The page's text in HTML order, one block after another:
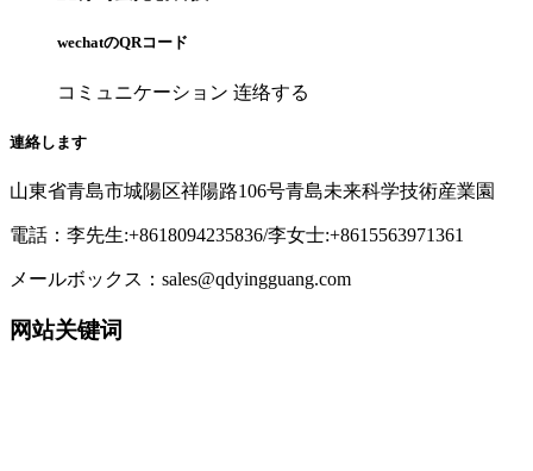
wechatのQRコード
コミュニケーション 连络する
連絡します
山東省青島市城陽区祥陽路106号青島未来科学技術産業園
電話：李先生:+8618094235836/李女士:+8615563971361
メールボックス：sales@qdyingguang.com
网站关键词